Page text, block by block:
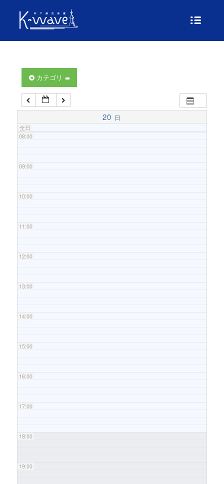
カテゴリ
20 日
全日
04:00
06:00
07:00
08:00
09:00
10:00
11:00
12:00
13:00
14:00
15:00
16:00
17:00
18:00
19:00